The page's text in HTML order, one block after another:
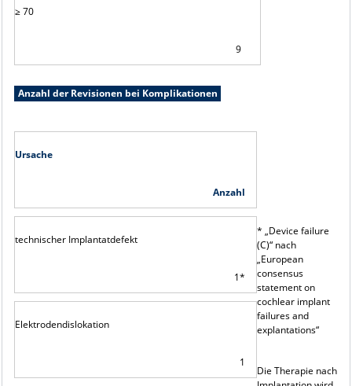
≥ 70
9
Anzahl der Revisionen bei Komplikationen
Ursache
Anzahl
technischer Implantatdefekt
1*
Elektrodendislokation
1
* „Device failure
(C)“ nach
„European
consensus
statement on
cochlear implant
failures and
explantations“
Die Therapie nach